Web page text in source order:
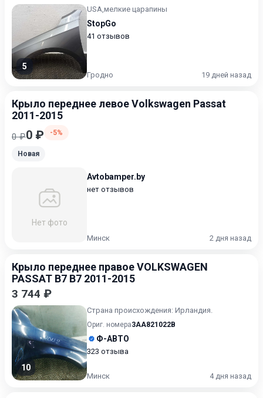
5
USA,мелкие царапины
StopGo
41 отзывов
Гродно 19 дней назад
Крыло переднее левое Volkswagen Passat
2011-2015
0 ₽0 ₽ -5%
Новая
Нет фото
Avtobamper.by
нет отзывов
Минск 2 дня назад
Крыло переднее правое VOLKSWAGEN
PASSAT B7 B7 2011-2015
3 744 ₽
10
Страна происхождения: Ирландия.
Ориг. номера3AA821022B
Ф-АВТО
323 отзыва
Минск 4 дня назад